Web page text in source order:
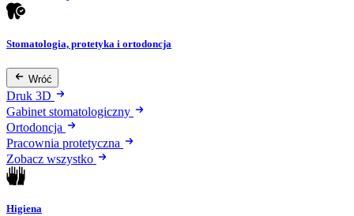
Stomatologia, protetyka i ortodoncja
Wróć
Druk 3D
Gabinet stomatologiczny
Ortodoncja
Pracownia protetyczna
Zobacz wszystko
Higiena